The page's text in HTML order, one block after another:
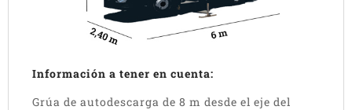
Información a tener en cuenta:
Grúa de autodescarga de 8 m desde el eje del